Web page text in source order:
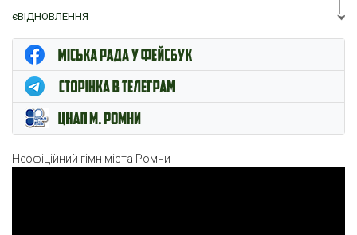
єВІДНОВЛЕННЯ
ЦНАП м. Ромни
Неофіційний гімн міста Ромни